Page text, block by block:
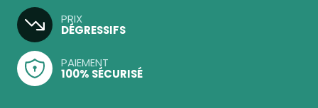
PRIX
DÉGRESSIFS
PAIEMENT
100% SÉCURISÉ